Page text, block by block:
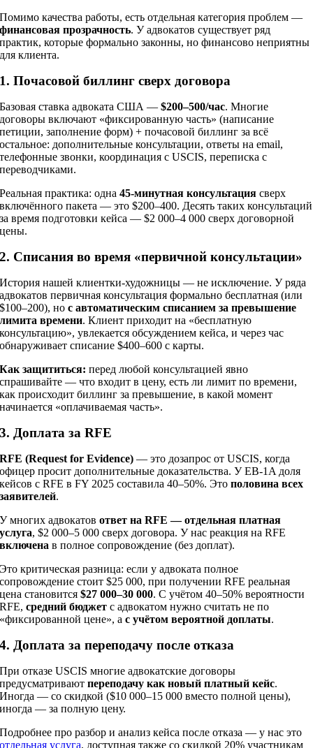
Помимо качества работы, есть отдельная категория проблем —
финансовая прозрачность. У адвокатов существует ряд
практик, которые формально законны, но финансово неприятны
для клиента.
1. Почасовой биллинг сверх договора
Базовая ставка адвоката США —$200–500/час. Многие
договоры включают «фиксированную часть» (написание
петиции, заполнение форм) + почасовой биллинг за всё
остальное: дополнительные консультации, ответы на email,
телефонные звонки, координация с USCIS, переписка с
переводчиками.
Реальная практика: одна45-минутная консультация сверх
включённого пакета — это $200–400. Десять таких консультаций
за время подготовки кейса — $2 000–4 000 сверх договорной
цены.
2. Списания во время «первичной консультации»
История нашей клиентки-художницы — не исключение. У ряда
адвокатов первичная консультация формально бесплатная (или
$100–200), нос автоматическим списанием за превышение
лимита времени. Клиент приходит на «бесплатную
консультацию», увлекается обсуждением кейса, и через час
обнаруживает списание $400–600 с карты.
Как защититься: перед любой консультацией явно
спрашивайте — что входит в цену, есть ли лимит по времени,
как происходит биллинг за превышение, в какой момент
начинается «оплачиваемая часть».
3. Доплата за RFE
RFE (Request for Evidence) — это дозапрос от USCIS, когда
офицер просит дополнительные доказательства. У EB-1A доля
кейсов с RFE в FY 2025 составила 40–50%. Этополовина всех
заявителей.
У многих адвокатовответ на RFE — отдельная платная
услуга, $2 000–5 000 сверх договора. У нас реакция на RFE
включена в полное сопровождение (без доплат).
Это критическая разница: если у адвоката полное
сопровождение стоит $25 000, при получении RFE реальная
цена становится$27 000–30 000. С учётом 40–50% вероятности
RFE,средний бюджет с адвокатом нужно считать не по
«фиксированной цене», ас учётом вероятной доплаты.
4. Доплата за переподачу после отказа
При отказе USCIS многие адвокатские договоры
предусматриваютпереподачу как новый платный кейс.
Иногда — со скидкой ($10 000–15 000 вместо полной цены),
иногда — за полную цену.
Подробнее про разбор и анализ кейса после отказа — у нас это
отдельная услуга, доступная также со скидкой 20% участникам